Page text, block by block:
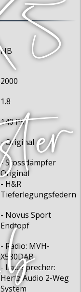
NB
2000
1.8
140 PS
- Original
- Stossdämpfer
Original
- H&R
Tieferlegungsfedern
- Novus Sport
Endtopf
- Radio: MVH-
X580DAB
- Lautsprecher:
Hertz Audio 2-Weg
System